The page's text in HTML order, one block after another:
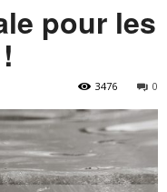
pour les
0
3476